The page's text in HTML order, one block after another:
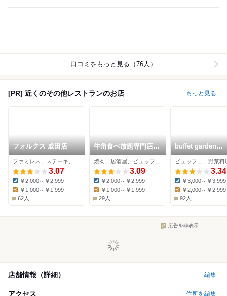
口コミをもっと見る（76人）
[PR] 近くのその他レストランのお店 もっと見る
フォルクス 成田店
3.07
Dinner:
￥2,000～￥2,999
Lunch:
￥1,000～￥1,999
62人
牛角食べ放題専門店
富里店
焼肉、居酒屋、ビュッフェ
3.09
Dinner:
￥2,000～￥2,999
Lunch:
￥1,000～￥1,999
29人
buffet garden
veggie+
3.34
Dinner:
￥3,000～￥3,999
Lunch:
￥2,000～￥2,999
92人
広告を非表示
店舗情報（詳細） 編集
アクセス 住所を編集